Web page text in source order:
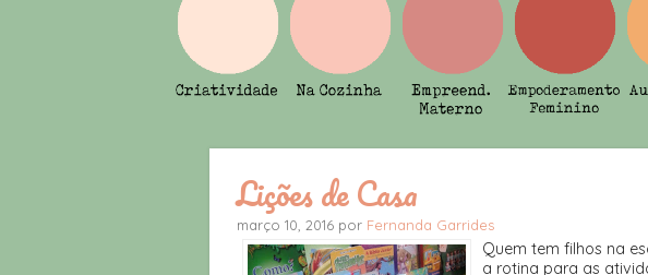
Lições de Casa
março 10, 2016 por Fernanda Garrides
Quem tem filhos na
a rotina para as